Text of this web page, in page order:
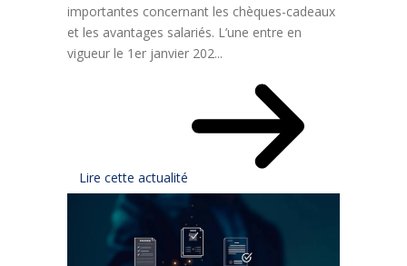
importantes concernant les chèques-cadeaux
et les avantages salariés. L’une entre en
vigueur le 1er janvier 202...
Lire cette actualité